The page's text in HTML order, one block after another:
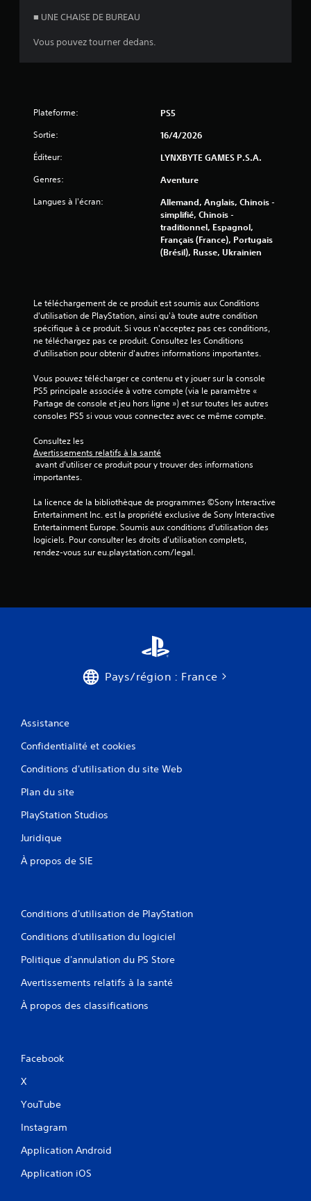
■ UNE CHAISE DE BUREAU
Vous pouvez tourner dedans.
Plateforme: PS5
Sortie: 16/4/2026
Éditeur: LYNXBYTE GAMES P.S.A.
Genres: Aventure
Langues à l'écran:
Allemand, Anglais, Chinois -
simplifié, Chinois -
traditionnel, Espagnol,
Français (France), Portugais
(Brésil), Russe, Ukrainien
Le téléchargement de ce produit est soumis aux Conditions
d'utilisation de PlayStation, ainsi qu'à toute autre condition
spécifique à ce produit. Si vous n'acceptez pas ces conditions,
ne téléchargez pas ce produit. Consultez les Conditions
d'utilisation pour obtenir d'autres informations importantes.
Vous pouvez télécharger ce contenu et y jouer sur la console
PS5 principale associée à votre compte (via le paramètre «
Partage de console et jeu hors ligne ») et sur toutes les autres
consoles PS5 si vous vous connectez avec ce même compte.
Consultez les
Avertissements relatifs à la santé
importantes.
La licence de la bibliothèque de programmes ©Sony Interactive
Entertainment Inc. est la propriété exclusive de Sony Interactive
Entertainment Europe. Soumis aux conditions d’utilisation des
logiciels. Pour consulter les droits d’utilisation complets,
rendez-vous sur eu.playstation.com/legal.
Pays/région : France
Assistance
Confidentialité et cookies
Conditions d'utilisation du site Web
Plan du site
PlayStation Studios
Juridique
À propos de SIE
Conditions d'utilisation de PlayStation
Conditions d'utilisation du logiciel
Politique d'annulation du PS Store
Avertissements relatifs à la santé
À propos des classifications
Facebook
X
YouTube
Instagram
Application Android
Application iOS